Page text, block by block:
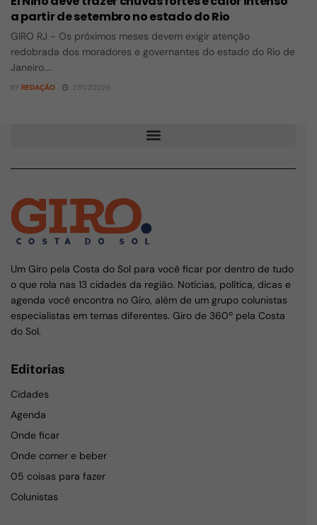
a partir de setembro no estado do Rio
GIRO RJ - Os próximos meses devem exigir atenção
redobrada dos moradores e governantes do estado do Rio de
Janeiro....
BY REDAÇÃO 27/07/2026
Um Giro pela Costa do Sol para você ficar por dentro de tudo
o que rola nas 13 cidades da região. Notícias, política, dicas e
agenda você encontra no Giro, além de um grupo colunistas
especialistas em temas diferentes. Giro de 360º pela Costa
do Sol.
Editorias
Cidades
Agenda
Onde ficar
Onde comer e beber
05 coisas para fazer
Colunistas